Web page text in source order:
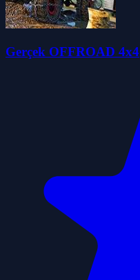
Gerçek OFFROAD 4x4